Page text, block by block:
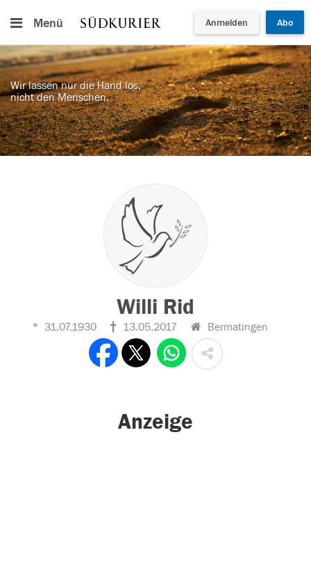
Menü Anmelden Abo
Wir lassen nur die Hand los,
nicht den Menschen.
Willi Rid
31.07.1930 13.05.2017 Bermatingen
Anzeige